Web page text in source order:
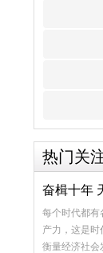
热门关
奋楫十年
速度”
每个时代都有
产力，这是时
衡量经济社会